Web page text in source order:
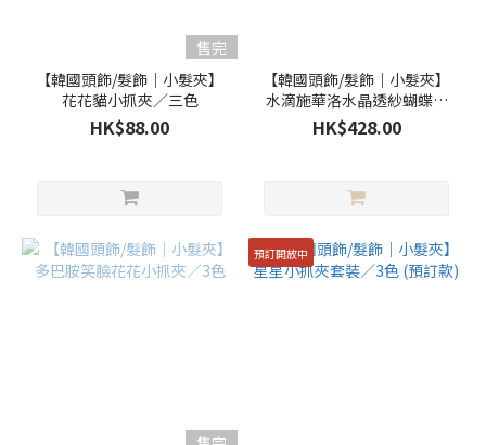
售完
【韓國頭飾/髮飾｜小髮夾】
花花貓小抓夾／三色
HK$88.00
【韓國頭飾/髮飾｜小髮夾】
水滴施華洛水晶透紗蝴蝶結
抓夾／3色
HK$428.00
預訂開放中